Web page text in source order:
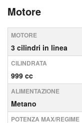
Motore
MOTORE
3 cilindri in linea
CILINDRATA
999 cc
ALIMENTAZIONE
Metano
POTENZA MAX/REGIME